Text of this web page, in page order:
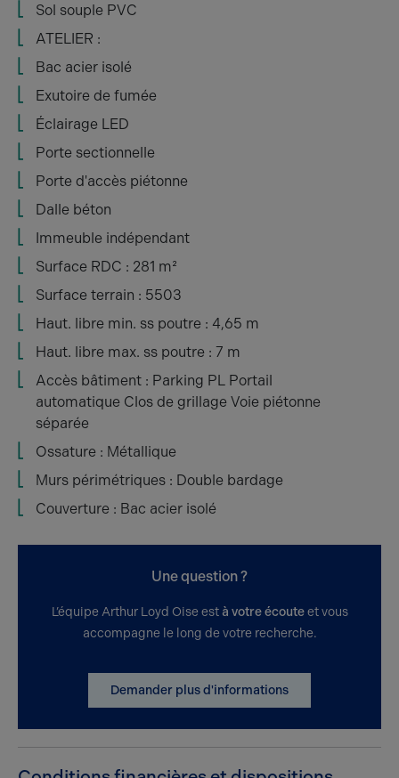
Sol souple PVC
ATELIER :
Bac acier isolé
Exutoire de fumée
Éclairage LED
Porte sectionnelle
Porte d'accès piétonne
Dalle béton
Immeuble indépendant
Surface RDC : 281 m²
Surface terrain : 5503
Haut. libre min. ss poutre : 4,65 m
Haut. libre max. ss poutre : 7 m
Accès bâtiment : Parking PL Portail
automatique Clos de grillage Voie piétonne
séparée
Ossature : Métallique
Murs périmétriques : Double bardage
Couverture : Bac acier isolé
Une question ?
L’équipe Arthur Loyd Oise est à votre écouteet vous
accompagne le long de votre recherche.
Demander plus d'informations